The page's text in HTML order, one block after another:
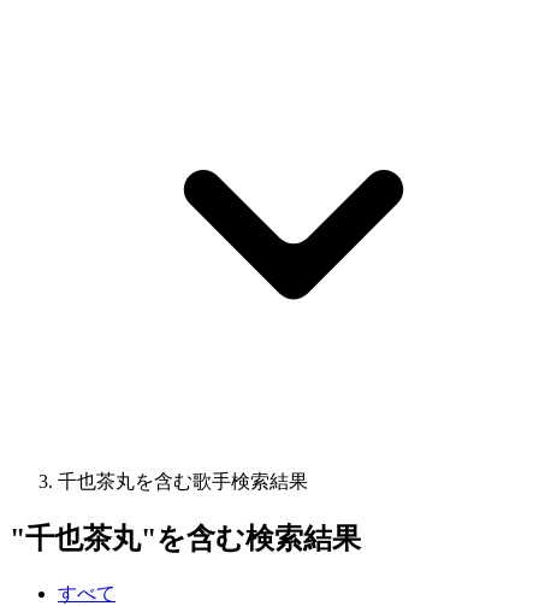
千也茶丸を含む歌手検索結果
"千也茶丸"を含む検索結果
すべて